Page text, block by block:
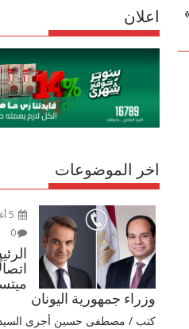
اعلان
اخر الموضوعات
0
وزراء جمهورية اليونان
كتب / مصطفى حسين أجرى السيد